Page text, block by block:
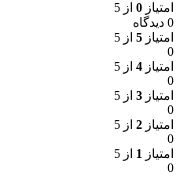
امتیاز 0 از 5
0 دیدگاه
امتیاز 5 از 5
0
امتیاز 4 از 5
0
امتیاز 3 از 5
0
امتیاز 2 از 5
0
امتیاز 1 از 5
0